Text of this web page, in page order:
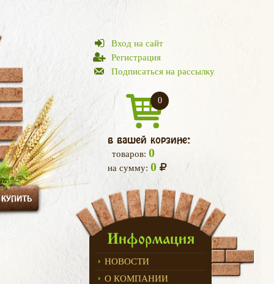
Вход на сайт
Регистрация
Подписаться на рассылку
0
в вашей корзине:
товаров: 0
на сумму: 0
Информация
НОВОСТИ
О КОМПАНИИ